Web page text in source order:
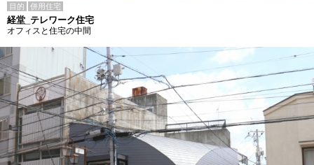
目的 併用住宅
経堂_テレワーク住宅
オフィスと住宅の中間